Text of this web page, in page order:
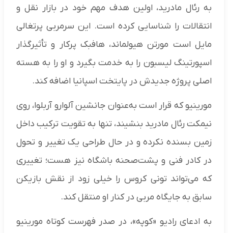
به رئال مادرید، اولین هدف مهم خود در بازار نقل‌ و
انتقالات را شناسایی کرده است. این سرمربی پرتغالی
مایل است مورتن هیولماند، هافبک پرکار و تأثیرگذار
اسپورتینگ لیسبون را به خدمت بگیرد و او را به هسته
اصلی پروژه جدیدش در پایتخت اسپانیا اضافه کند.
مورینیو که قرار است به‌عنوان جانشین آلوارو آربلوا، روی
نیمکت رئال مادرید بنشیند، تنها به تقویت ترکیب داخل
زمین بسنده نکرده و در حال طراحی یک تغییر و تحول
در کادر فنی و پشت‌صحنه باشگاه نیز هست؛ تغییری
که می‌تواند تونی کروس را خیلی زود از نقش بازیکن
سابق به جایگاه مربی در کنار او منتقل کند.
به ادعای رادیو «کوپه»، در صدر فهرست کوتاه مورینیو